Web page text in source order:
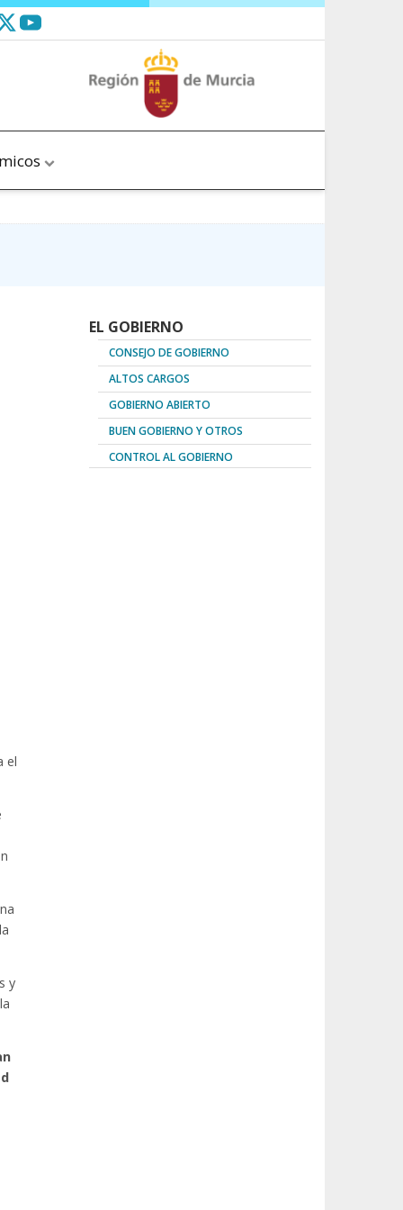
el
y
EL GOBIERNO
CONSEJO DE GOBIERNO
ALTOS CARGOS
GOBIERNO ABIERTO
BUEN GOBIERNO Y OTROS
CONTROL AL GOBIERNO